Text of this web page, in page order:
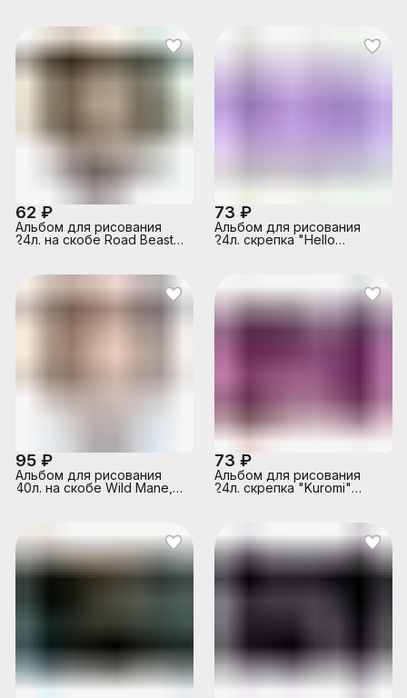
62 ₽
Альбом для рисования
24л. на скобе Road Beast,
73 ₽
Альбом для рисования
24л. скрепка "Hello
95 ₽
Альбом для рисования
40л. на скобе Wild Mane,
73 ₽
Альбом для рисования
24л. скрепка "Kuromi"